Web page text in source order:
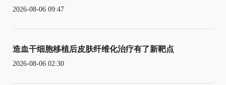
2026-08-06 09:47
造血干细胞移植后皮肤纤维化治疗有了新靶点
2026-08-06 02:30